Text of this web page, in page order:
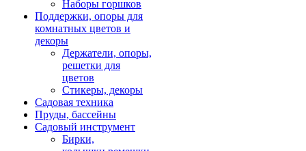
Наборы горшков
Поддержки, опоры для
комнатных цветов и
декоры
Держатели, опоры,
решетки для
цветов
Стикеры, декоры
Садовая техника
Пруды, бассейны
Садовый инструмент
Бирки,